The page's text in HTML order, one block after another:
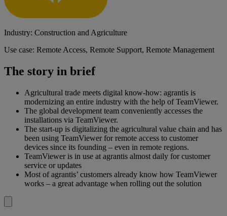
Industry: Construction and Agriculture
Use case: Remote Access, Remote Support, Remote Management
The story in brief
Agricultural trade meets digital know-how: agrantis is
modernizing an entire industry with the help of TeamViewer.
The global development team conveniently accesses the
installations via TeamViewer.
The start-up is digitalizing the agricultural value chain and has
been using TeamViewer for remote access to customer
devices since its founding – even in remote regions.
TeamViewer is in use at agrantis almost daily for customer
service or updates
Most of agrantis’ customers already know how TeamViewer
works – a great advantage when rolling out the solution